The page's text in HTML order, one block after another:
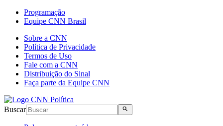
Programação
Equipe CNN Brasil
Sobre a CNN
Política de Privacidade
Termos de Uso
Fale com a CNN
Distribuição do Sinal
Faça parte da Equipe CNN
Buscar